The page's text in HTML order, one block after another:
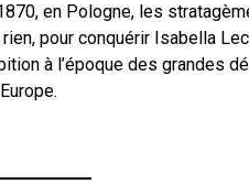
en Pologne, les
pour conquérir Isabella
à l’époque des